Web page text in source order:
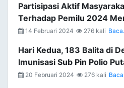
Partisipasi Aktif
Terhadap Pemilu 2024
14 Februari 2024 276 kali
Hari Kedua, 183 Balita di
Imunisasi Sub Pin Polio
20 Februari 2024 276 kali